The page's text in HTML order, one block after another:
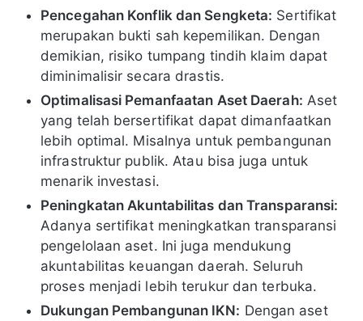
Pencegahan Konflik dan Sengketa: Sertifikat
merupakan bukti sah kepemilikan. Dengan
demikian, risiko tumpang tindih klaim dapat
diminimalisir secara drastis.
Optimalisasi Pemanfaatan Aset Daerah: Aset
yang telah bersertifikat dapat dimanfaatkan
lebih optimal. Misalnya untuk pembangunan
infrastruktur publik. Atau bisa juga untuk
menarik investasi.
Peningkatan Akuntabilitas dan Transparansi:
Adanya sertifikat meningkatkan transparansi
pengelolaan aset. Ini juga mendukung
akuntabilitas keuangan daerah. Seluruh
proses menjadi lebih terukur dan terbuka.
Dukungan Pembangunan IKN: Dengan aset